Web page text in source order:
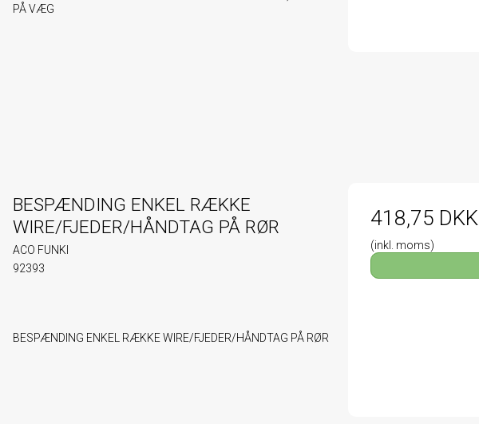
PÅ VÆG
BESPÆNDING ENKEL RÆKKE
WIRE/FJEDER/HÅNDTAG PÅ RØR
ACO FUNKI
92393
BESPÆNDING ENKEL RÆKKE WIRE/FJEDER/HÅNDTAG PÅ RØR
418,75 DKK
(inkl. moms)